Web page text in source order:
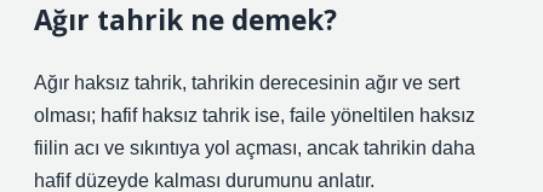
Ağır tahrik ne demek?
Ağır haksız tahrik, tahrikin derecesinin ağır ve sert
olması; hafif haksız tahrik ise, faile yöneltilen haksız
fiilin acı ve sıkıntıya yol açması, ancak tahrikin daha
hafif düzeyde kalması durumunu anlatır.